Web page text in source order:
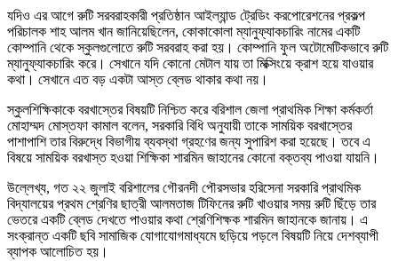
যদিও এর আগে রুটি সরবরাহকারী প্রতিষ্ঠান আইল্যান্ড ট্রেডিং করপোরেশনের প্রকল্প
পরিচালক শাহ আলম খান জানিয়েছিলেন, কোকাকোলা ম্যানুফ্যাকচারিং নামের একটি
কোম্পানি থেকে স্কুলগুলোতে রুটি সরবরাহ করা হয়। কোম্পানি ফুল অটোমেটিকভাবে রুটি
ম্যানুফ্যাকচারিং করে। সেখানে যদি কোনো মেটাল যায় তা মিক্সিংয়ে ক্রাশ হয়ে যাওয়ার
কথা। সেখানে এত বড় একটা আস্ত ব্লেড থাকার কথা নয়।
স্কুলশিক্ষিকাকে বরখাস্তের বিষয়টি নিশ্চিত করে বরিশাল জেলা প্রাথমিক শিক্ষা কর্মকর্তা
মোহাম্মদ মোস্তফা কামাল বলেন, সরকারি বিধি অনুযায়ী তাকে সাময়িক বরখাস্তের
পাশাপাশি তার বিরুদ্ধে বিভাগীয় ব্যবস্থা গ্রহণের জন্য সুপারিশ করা হয়েছে। তবে এ
বিষয়ে সাময়িক বরখাস্ত হওয়া শিক্ষিকা শারমিন জাহানের কোনো বক্তব্য পাওয়া যায়নি।
উল্লেখ্য, গত ২২ জুলাই বরিশালের গৌরনদী পৌরসভার হরিসেনা সরকারি প্রাথমিক
বিদ্যালয়ের প্রথম শ্রেণির ছাত্রী আলমতাজ টিফিনের রুটি খাওয়ার সময় রুটি ছিঁড়ে তার
ভেতরে একটি ব্লেড দেখতে পাওয়ার কথা শ্রেণিশিক্ষক শারমিন জাহানকে জানায়। এ
সংক্রান্ত একটি ছবি সামাজিক যোগাযোগমাধ্যমে ছড়িয়ে পড়লে বিষয়টি নিয়ে দেশব্যাপী
ব্যাপক আলোচিত হয়।